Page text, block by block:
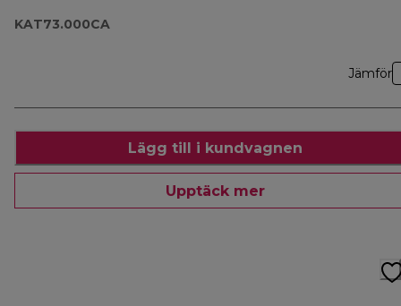
KAT73.000CA
Jämför
Lägg till i kundvagnen
Upptäck mer